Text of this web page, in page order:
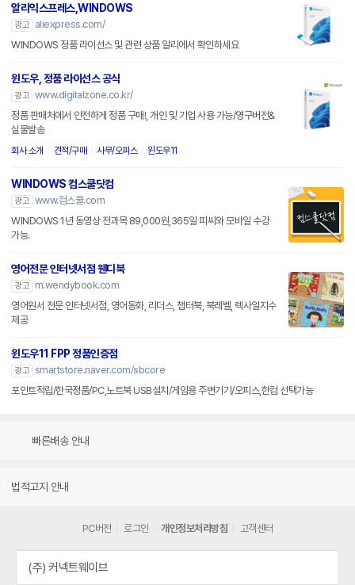
알리익스프레스,WINDOWS
광고
aliexpress.com/
WINDOWS 정품 라이선스 및 관련 상품 알리에서 확인하세요
윈도우, 정품 라이선스 공식
광고 www.digitalzone.co.kr/
정품 판매처에서 안전하게 정품 구매!, 개인 및 기업 사용 가능/영구버전&
실물발송
회사 소개 견적/구매 사무/오피스 윈도우11
WINDOWS 컴스쿨닷컴
광고 www.컴스쿨.com
WINDOWS 1년 동영상 전과목 89,000원,365일 피씨와 모바일 수강
가능.
영어전문 인터넷서점 웬디북
광고
m.wendybook.com
영어원서 전문 인터넷서점, 영어동화, 리더스, 챕터북, 북레벨, 렉사일지수
제공
윈도우11 FPP 정품인증점
광고 smartstore.naver.com/sbcore
포인트적립/한국정품/PC,노트북 USB설치/게임용 주변기기/오피스,한컴 선택가능
빠른배송 안내
법적고지 안내
PC버전 로그인 개인정보처리방침 고객센터
(주) 커넥트웨이브